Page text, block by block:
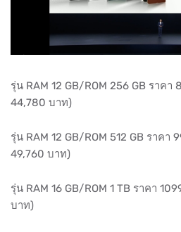
รุ่น RAM 12 GB/ROM 256 GB ราค
44,780 บาท)
รุ่น RAM 12 GB/ROM 512 GB ราค
49,760 บาท)
รุ่น RAM 16 GB/ROM 1 TB ราคา
บาท)